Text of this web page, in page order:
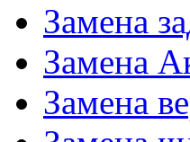
Замена
Замена
Замена